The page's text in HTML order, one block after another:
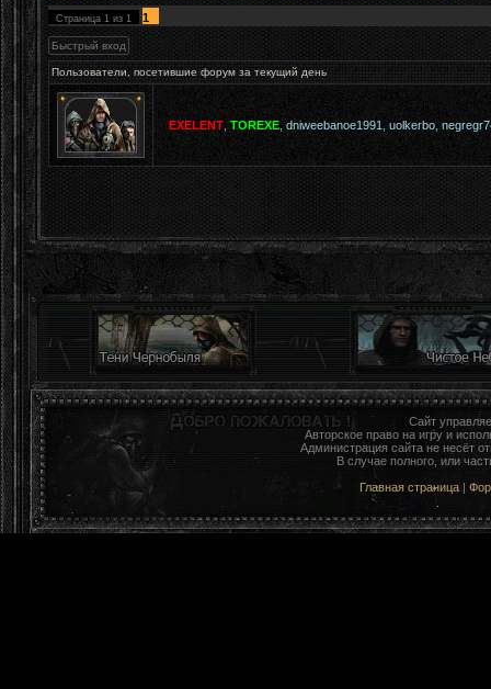
Страница 1 из 1 1
Пользователи, посетившие форум за текущий день
EXELENT ,TOREXE dniweebanoe1991 ,uolkerbo
Сайт
Авторское право на игру и
Администрация сайта не несёт
В случае полного, или
Главная страница |